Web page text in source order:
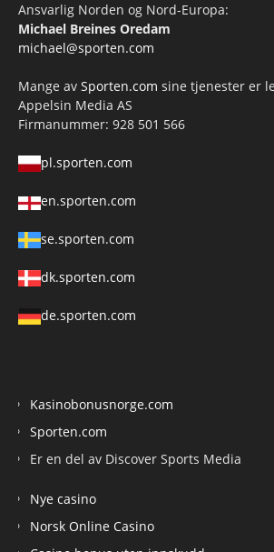
Ansvarlig Norden og Nord-Europa:
Michael Breines Oredam
michael@sporten.com
Mange av Sporten.com sine tjenester er
Appelsin Media AS
Firmanummer: 928 501 566
pl.sporten.com
en.sporten.com
se.sporten.com
dk.sporten.com
de.sporten.com
Kasinobonusnorge.com
Sporten.com
Er en del av Discover Sports Media
Nye casino
Norsk Online Casino